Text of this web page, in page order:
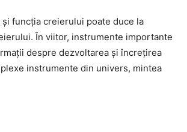
funcția creierului poate duce la
În viitor, instrumente importante
despre dezvoltarea și încrețirea
instrumente din univers, mintea